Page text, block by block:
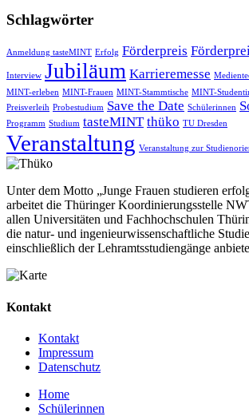
Schlagwörter
Anmeldung tasteMINT Erfolg Förderpreis
Interview Jubiläum Karrieremesse
MINT-erleben MINT-Frauen MINT-Stammtische MINT-
Preisverleih Probestudium Save the Date Schülerinnen
Programm Studium tasteMINT thüko TU Dresden
Veranstaltung Veranstaltung zur
Unter dem Motto „Junge Frauen studieren
arbeitet die Thüringer Koordinierungsstelle
allen Universitäten und Fachhochschulen
die natur- und ingenieurwissenschaftliche
einschließlich der Lehramtsstudiengänge
Kontakt
Kontakt
Impressum
Datenschutz
Home
Schülerinnen